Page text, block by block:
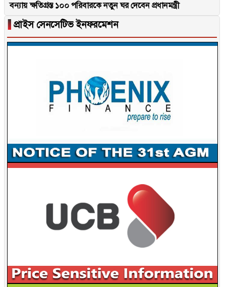
বন্যায় ক্ষতিগ্রস্ত ১০০ পরিবারকে নতুন ঘর দেবেন প্রধানমন্ত্রী
▐ প্রাইস সেনসেটিভ ইনফরমেশন